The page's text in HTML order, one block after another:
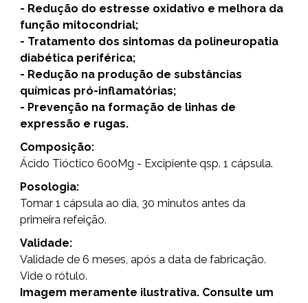
- Redução do estresse oxidativo e melhora da
função mitocondrial;
- Tratamento dos sintomas da polineuropatia
diabética periférica;
- Redução na produção de substâncias
químicas pró-inflamatórias;
- Prevenção na formação de linhas de
expressão e rugas.
Composição:
Ácido Tióctico 600Mg - Excipiente qsp. 1 cápsula.
Posologia:
Tomar 1 cápsula ao dia, 30 minutos antes da
primeira refeição.
Validade:
Validade de 6 meses, após a data de fabricação.
Vide o rótulo.
Imagem meramente ilustrativa. Consulte um